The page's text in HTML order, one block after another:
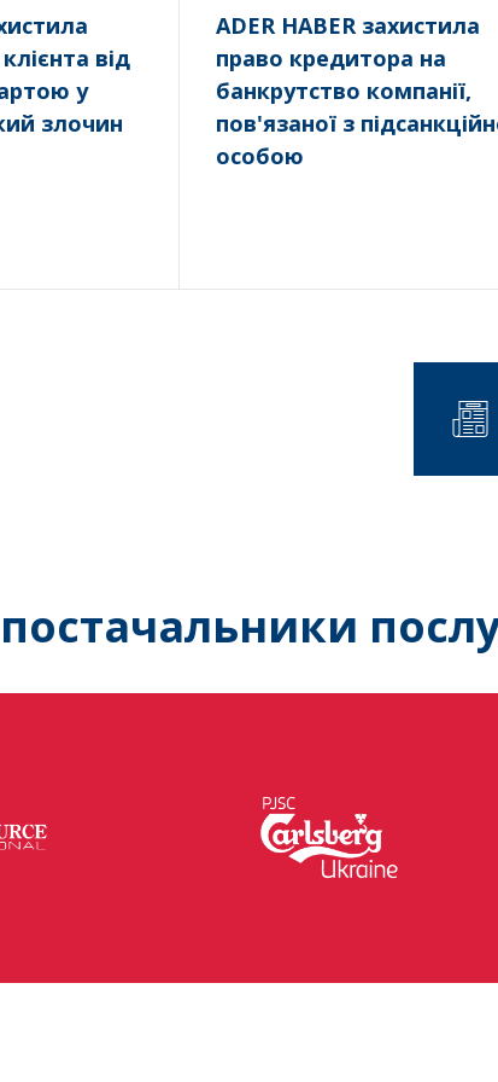
від
у
злочин
ADER HABER захистила
право кредитора на
банкрутство компанії,
пов'язаної з
особою